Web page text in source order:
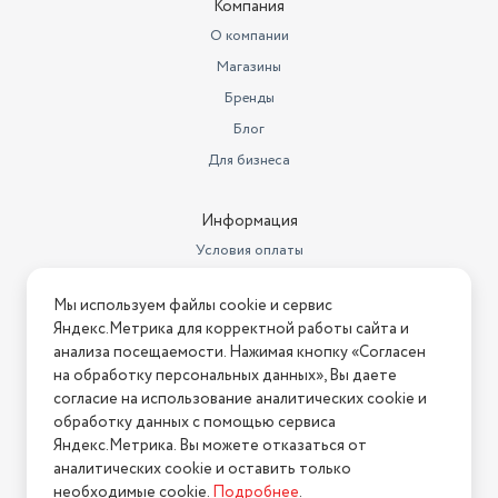
Ширина товара в упаковке, в
0.25
Максимальная мощность (Вт)
керамика (UniCera)
Компания
О компании
Магазины
Бренды
Блог
Для бизнеса
Информация
Условия оплаты
Условия возврата
Нашли ошибку на сайте? Напишите нам
2026 © Интернет-магазин "АстМаркет". У нас есть всё!
Политика конфиденциальности
Мы используем файлы cookie и сервис
Яндекс.Метрика для корректной работы сайта и
анализа посещаемости. Нажимая кнопку «Согласен
на обработку персональных данных», Вы даете
согласие на использование аналитических cookie и
обработку данных с помощью сервиса
Яндекс.Метрика. Вы можете отказаться от
аналитических cookie и оставить только
необходимые cookie. Подробнее.